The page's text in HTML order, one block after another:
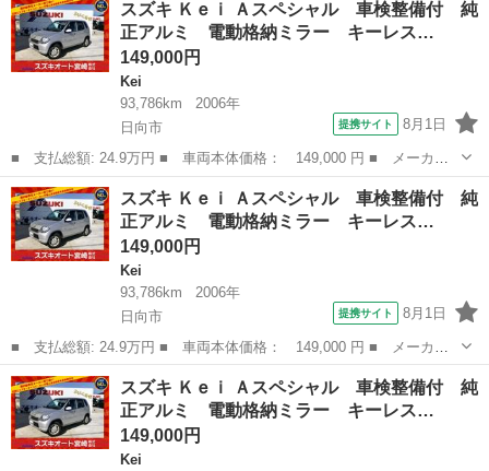
難防止／キーレス／ＣＤデッキ／電格ミラー／タイミングチェーン
■ 排気量： 66...
スズキ Ｋｅｉ Ａスペシャル 車検整備付 純
正アルミ 電動格納ミラー キーレス…
149,000円
Kei
93,786km
2006年
日向市
提携サイト 8月1日
■ 支払総額: 24.9万円 ■ 車両本体価格： 149,000 円 ■ メーカー
名： スズキ ■ 車種名： Ｋｅｉ ■ グレード名： Ａスペシャ
ル 車検整備付 純正アルミ 電動格納ミラー キーレス 衝突安全
ボディ ■ 排...
宮崎 日向市 Kei
スズキ Ｋｅｉ Ａスペシャル 車検整備付 純
正アルミ 電動格納ミラー キーレス…
149,000円
Kei
93,786km
2006年
日向市
提携サイト 8月1日
■ 支払総額: 24.9万円 ■ 車両本体価格： 149,000 円 ■ メーカー
名： スズキ ■ 車種名： Ｋｅｉ ■ グレード名： Ａスペシャ
ル 車検整備付 純正アルミ 電動格納ミラー キーレス 衝突安全
ボディ ■ 排...
宮崎 日向市 Kei
スズキ Ｋｅｉ Ａスペシャル 車検整備付 純
正アルミ 電動格納ミラー キーレス…
149,000円
Kei